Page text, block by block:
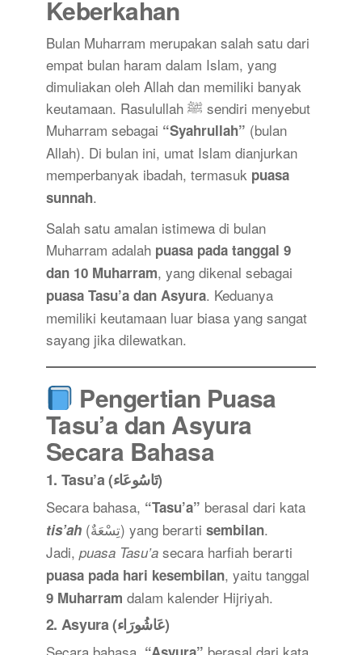
Keberkahan
Bulan Muharram merupakan salah satu dari
empat bulan haram dalam Islam, yang
dimuliakan oleh Allah dan memiliki banyak
keutamaan. Rasulullah ﷺ sendiri menyebut
Muharram sebagai “Syahrullah” (bulan
Allah). Di bulan ini, umat Islam dianjurkan
memperbanyak ibadah, termasuk puasa
sunnah.
Salah satu amalan istimewa di bulan
Muharram adalah puasa pada tanggal 9
dan 10 Muharram, yang dikenal sebagai
puasa Tasu’a dan Asyura. Keduanya
memiliki keutamaan luar biasa yang sangat
sayang jika dilewatkan.
Pengertian Puasa
Tasu’a dan Asyura
Secara Bahasa
1. Tasu’a (تَاسُوعَاء)
Secara bahasa, “Tasu’a” berasal dari kata
tis’ah (تِسْعَةٌ) yang berarti sembilan.
Jadi, puasa Tasu’asecara harfiah berarti
puasa pada hari kesembilan, yaitu tanggal
9 Muharram dalam kalender Hijriyah.
2. Asyura (عَاشُورَاء)